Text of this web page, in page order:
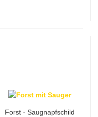
Forst - Saugnapfschild